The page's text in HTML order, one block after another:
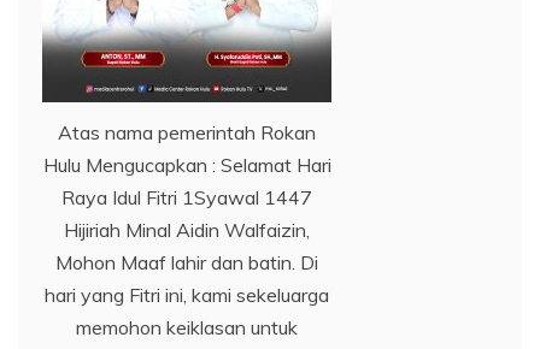
Atas nama pemerintah Rokan
Hulu Mengucapkan : Selamat Hari
Raya Idul Fitri 1Syawal 1447
Hijiriah Minal Aidin Walfaizin,
Mohon Maaf lahir dan batin. Di
hari yang Fitri ini, kami sekeluarga
memohon keiklasan untuk